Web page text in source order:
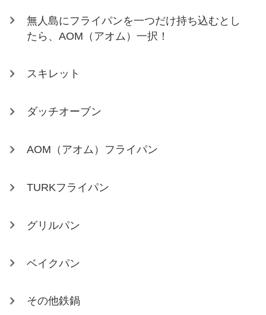
無人島にフライパンを一つだけ持ち込むとし
たら、AOM（アオム）一択！
スキレット
ダッチオーブン
AOM（アオム）フライパン
TURKフライパン
グリルパン
ベイクパン
その他鉄鍋